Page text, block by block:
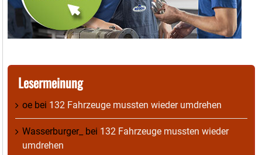
Lesermeinung
oe bei 132 Fahrzeuge mussten wieder umdrehen
Wasserburger_ bei 132 Fahrzeuge mussten wieder
umdrehen